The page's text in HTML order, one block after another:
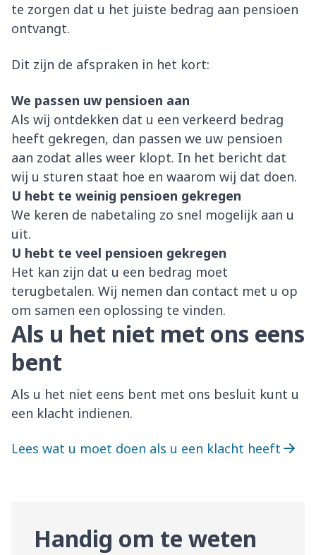
te zorgen dat u het juiste bedrag aan pensioen
ontvangt.
Dit zijn de afspraken in het kort:
We passen uw pensioen aan
Als wij ontdekken dat u een verkeerd bedrag
heeft gekregen, dan passen we uw pensioen
aan zodat alles weer klopt. In het bericht dat
wij u sturen staat hoe en waarom wij dat doen.
U hebt te weinig pensioen gekregen
We keren de nabetaling zo snel mogelijk aan u
uit.
U hebt te veel pensioen gekregen
Het kan zijn dat u een bedrag moet
terugbetalen. Wij nemen dan contact met u op
om samen een oplossing te vinden.
Als u het niet met ons eens
bent
Als u het niet eens bent met ons besluit kunt u
een klacht indienen.
Lees wat u moet doen als u een klacht heeft
Handig om te weten